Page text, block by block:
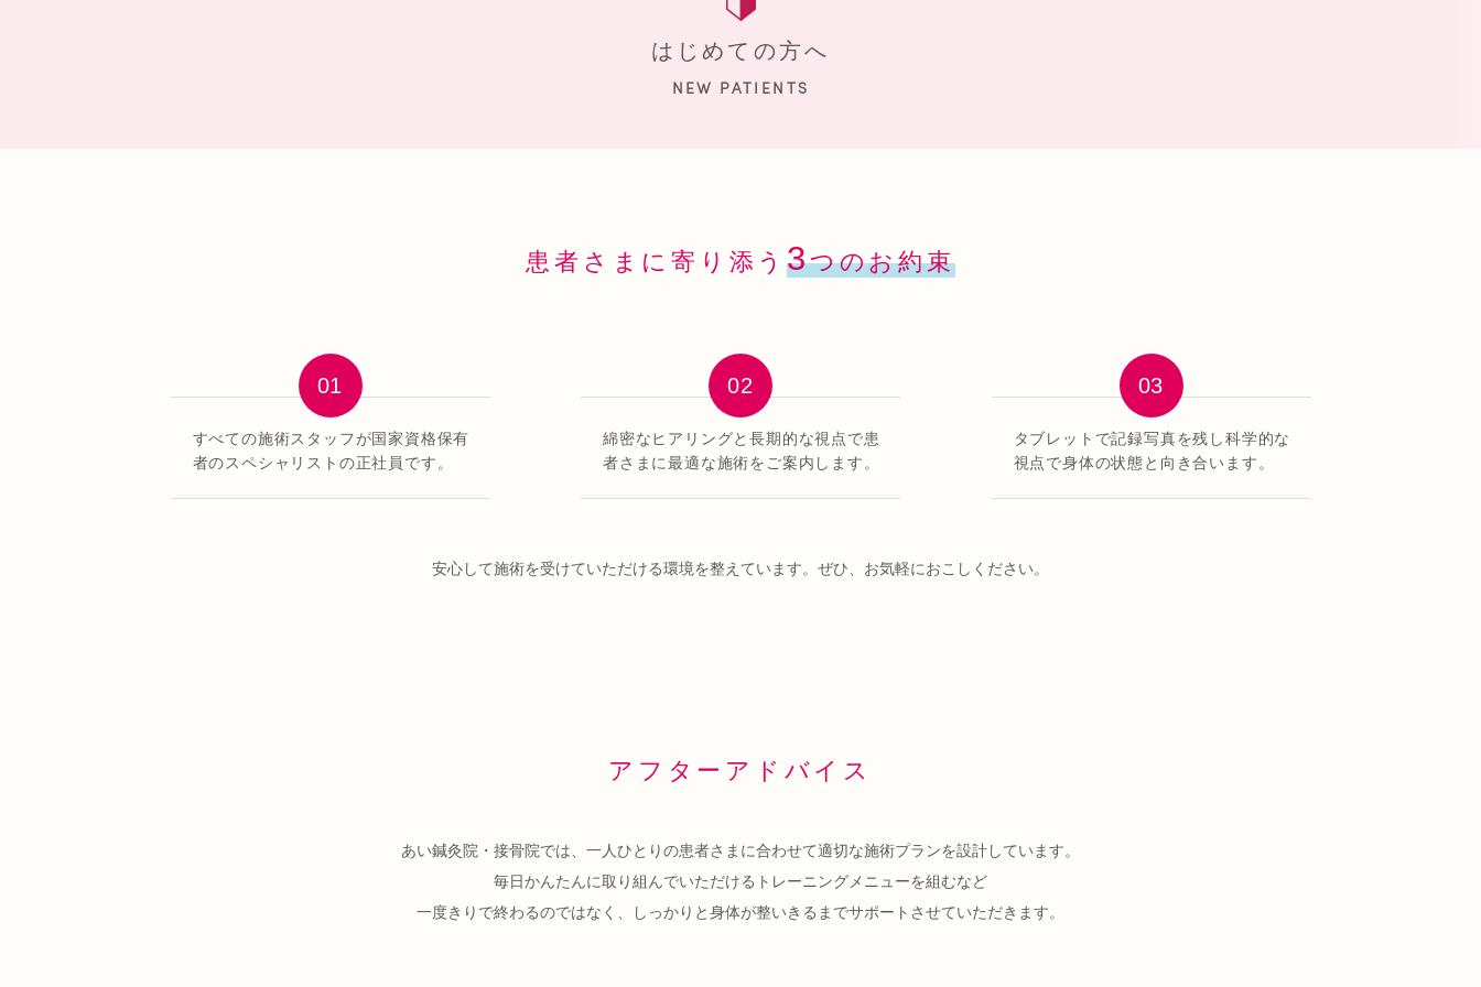
はじめての方へ
NEW PATIENTS
患者さまに寄り添う3つのお約束
すべての施術スタッフが国家資格保有
者のスペシャリストの正社員です。
綿密なヒアリングと長期的な視点で患
者さまに最適な施術をご案内します。
タブレットで記録写真を残し科学的な
視点で身体の状態と向き合います。
安心して施術を受けていただける環境を整えています。 ぜひ、お気軽におこしください。
アフターアドバイス
あい鍼灸院・接骨院では、一人ひとりの患者さまに合わせて適切な施術プランを設計しています。
毎日かんたんに取り組んでいただけるトレーニングメニューを組むなど
一度きりで終わるのではなく、しっかりと身体が整いきるまでサポートさせていただきます。